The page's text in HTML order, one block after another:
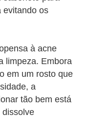
evitando os
à acne
limpeza. Embora
em um rosto que
a
tão bem está
dissolve